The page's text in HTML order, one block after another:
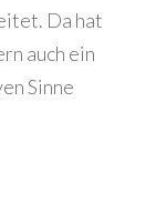
Da hat
auch ein
Sinne